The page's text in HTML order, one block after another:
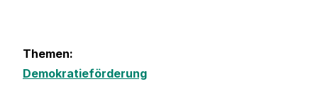
Themen:
Demokratieförderung